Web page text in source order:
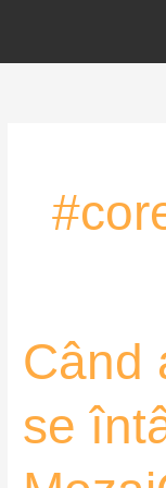
content
Când
se
Când
arta
terapia
întâlnesc